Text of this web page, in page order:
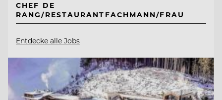
CHEF DE
RANG/RESTAURANTFACHMANN/FRAU
Entdecke alle Jobs